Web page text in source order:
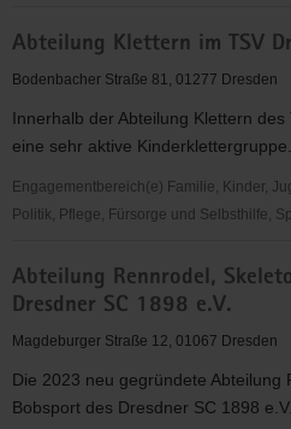
-
Alphabetisierung,
Chancen
in
Dresden
e.V.
Abteilung Klettern im TSV
Bodenbacher Straße 81, 01277 Dresden
Innerhalb der Abteilung Klettern
eine sehr aktive
Engagementbereich(e) Familie, Kinder,
Politik, Pflege, Fürsorge und Selbsthilfe,
Klettern
im
TSV
e.
V.
Abteilung Rennrodel,
Dresdner SC 1898 e.V.
Magdeburger Straße 12, 01067 Dresden
Die 2023 neu gegründete Abteilung
Bobsport des Dresdner SC 1898